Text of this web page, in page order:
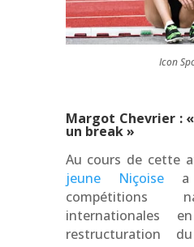
Icon
Margot Chevrier :
un break »
Au cours de cette
jeune Niçoise
compétitions
internationales
restructuration